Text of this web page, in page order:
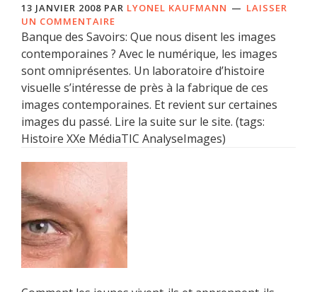
13 JANVIER 2008 PAR LYONEL KAUFMANN
LAISSER
UN COMMENTAIRE
Banque des Savoirs: Que nous disent les images
contemporaines ? Avec le numérique, les images
sont omniprésentes. Un laboratoire d’histoire
visuelle s’intéresse de près à la fabrique de ces
images contemporaines. Et revient sur certaines
images du passé. Lire la suite sur le site. (tags:
Histoire XXe MédiaTIC AnalyseImages)